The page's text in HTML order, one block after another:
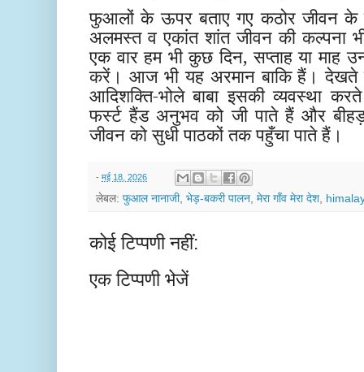
फुआलों के ऊपर बताए गए कठोर जीवन के
अलमस्त व एकांत शांत जीवन की कल्पना
एक वार हम भी कुछ दिन, सप्ताह या
करें। आज भी यह अरमान बाकि हैं। देखते
आदिशक्ति-भोले बाबा इसकी व्यवस्था
फर्स्ट हैंड अनुभव को जी पाते हैं और
जीवन को सुधी पाठकों तक पहुँचा पाते हैं।
- मई 18, 2026
लेबल: फुआल नानाजी, भेड़-बकरी पालन, मेरा गाँव मेरा देश,
कोई टिप्पणी नहीं:
एक टिप्पणी भेजें